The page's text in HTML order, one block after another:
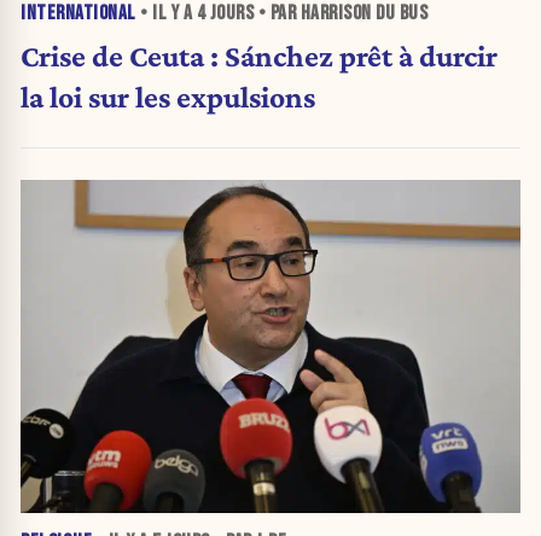
INTERNATIONAL • IL Y A 4 JOURS• PAR HARRISON DU BUS
Crise de Ceuta : Sánchez prêt à durcir
la loi sur les expulsions